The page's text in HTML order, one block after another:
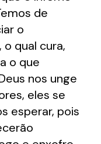
de
o
o qual cura,
o que
nos unge
eles se
esperar, pois